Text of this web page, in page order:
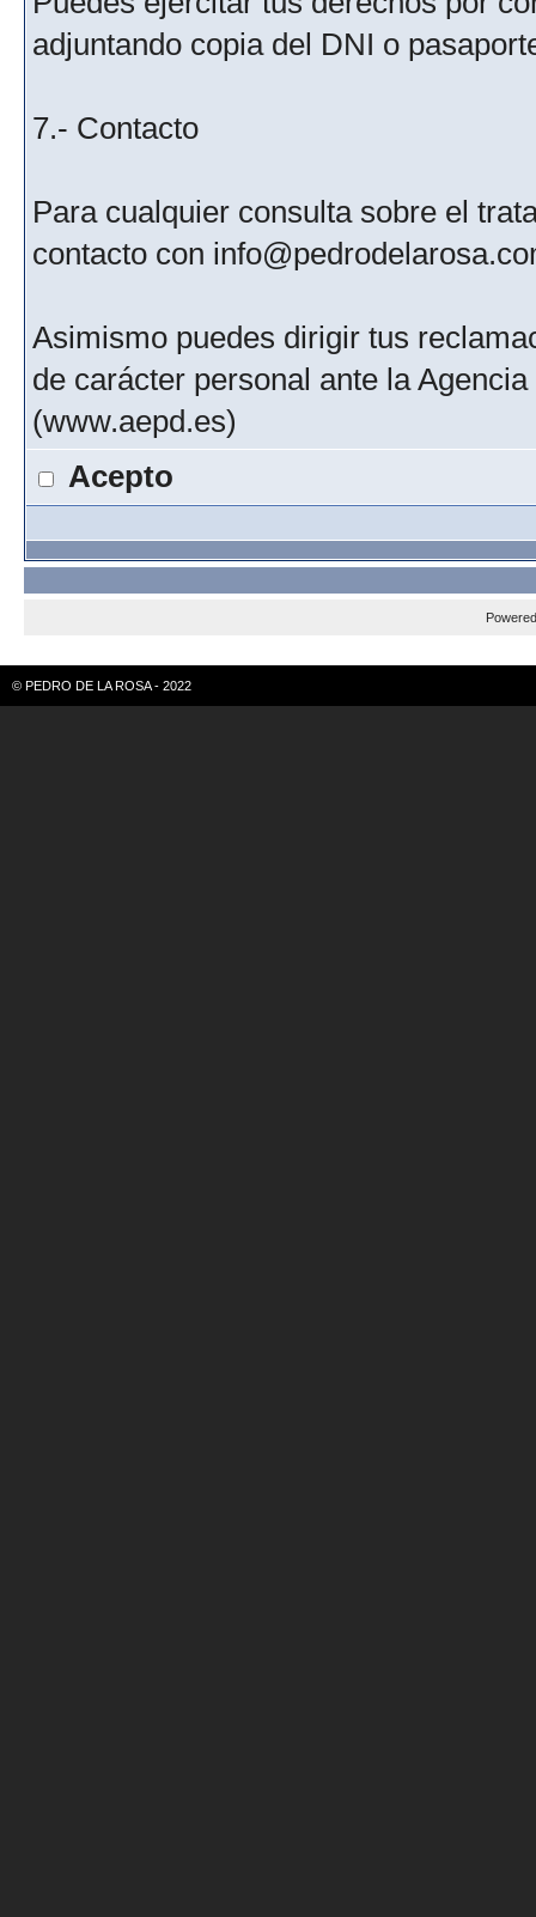
adjuntando copia del DNI o
7.- Contacto
Para cualquier consulta sobre el
contacto con
Asimismo puedes dirigir tus
de carácter personal ante la
(www.aepd.es)
Acepto
© PEDRO DE LA ROSA - 2022